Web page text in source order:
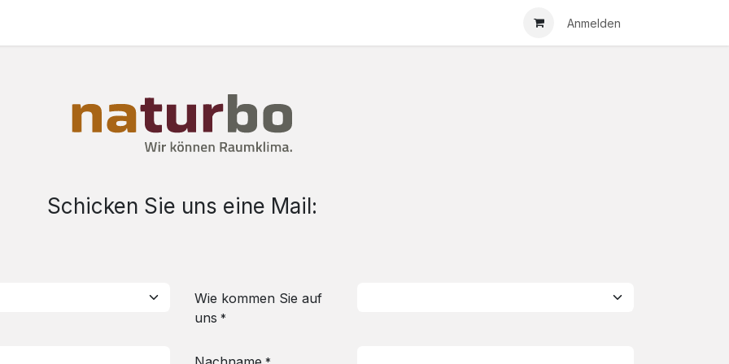
Anmelden
Schicken Sie uns eine Mail:
Wie kommen Sie auf
uns *